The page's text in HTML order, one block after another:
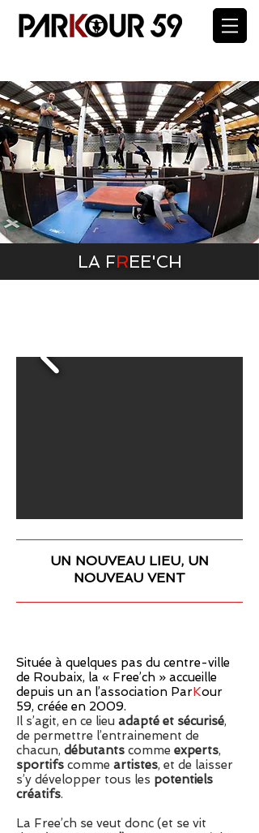
LA FREE'CH
UN NOUVEAU LIEU, UN
NOUVEAU VENT
Située à quelques pas du centre-ville
de Roubaix, la « Free’ch » accueille
depuis un an l’association ParKour
59, créée en 2009.
Il s’agit, en ce lieu adapté et sécurisé,
de permettre l’entrainement de
chacun, débutants comme experts,
sportifs comme artistes, et de laisser
s’y développer tous les potentiels
créatifs.
La Free’ch se veut donc (et se vit